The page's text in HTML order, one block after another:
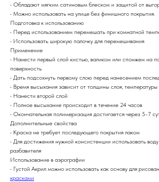
• Обладают мягким сатиновым блеском и защитой от
• Можно использовать на улице без финишного покрытия.
Подготовка к использованию
• Перед использованием перемешать при комнатной
• Использовать широкую палочку для перемешивания
Применение
• Нанести первый слой кистью, валиком или спонжем на
поверхность
• Дать подсохнуть первому слою перед нанесением
• Время высыхания зависит от толщины слоя,
• Нанести второй слой
• Полное высыхание происходит в течение 24 часов
• Окончательная полимеризация достигается через 5-7
Дополнительные свойства
• Краска не требует последующего покрытия лаком
• Для достижения нужной консистенции использовать
разбавителя
Использование в аэрографии
• Густой Акрил можно использовать как основу для
красками